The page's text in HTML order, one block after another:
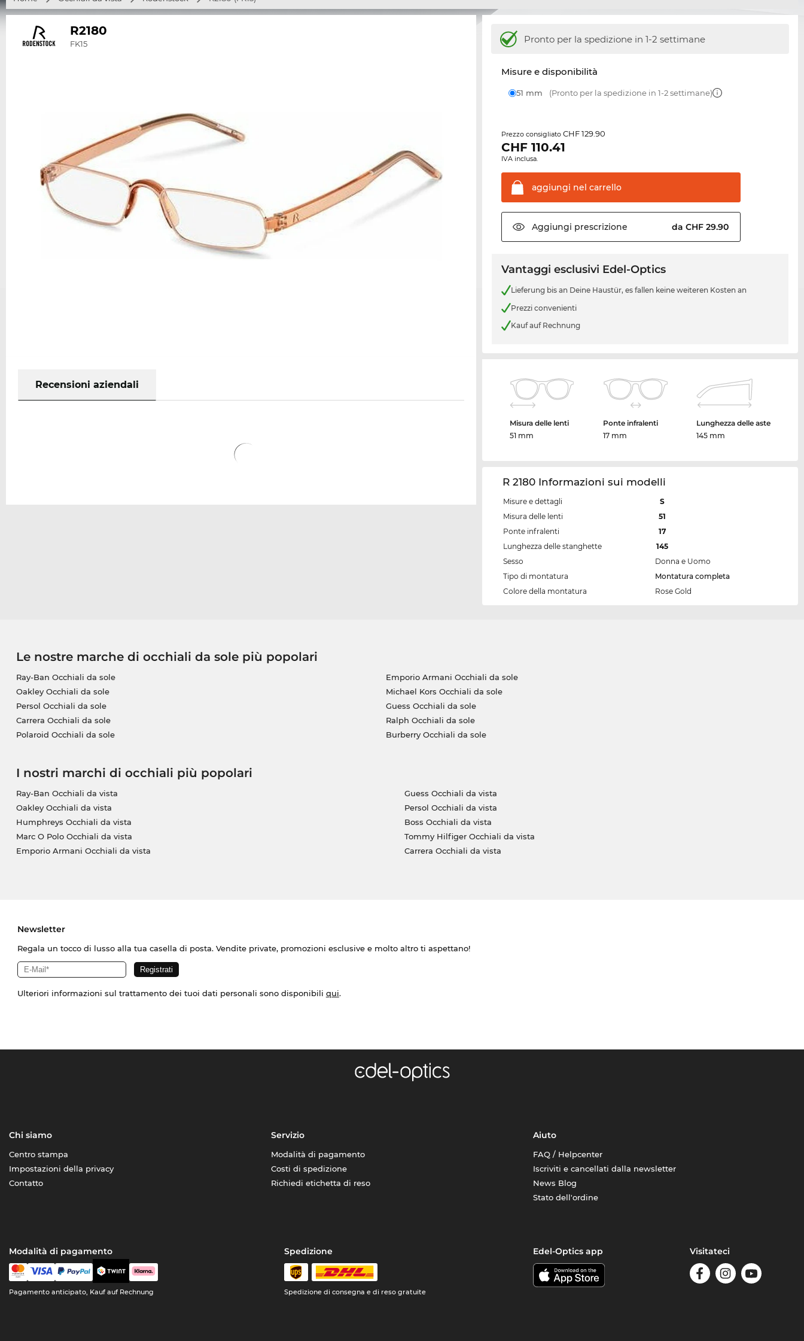
R2180
FK15
Recensioni aziendali
Pronto per la spedizione in 1-2 settimane
Misure e disponibilità
51 mm (Pronto per la spedizione in 1-2 settimane)
Prezzo consigliatoCHF 129.90
CHF110.41
IVA inclusa.
aggiungi nel carrello
Aggiungi prescrizione da CHF 29.90
Vantaggi esclusivi Edel-Optics
Lieferung bis an Deine Haustür, es fallen keine weiteren Kosten an
Prezzi convenienti
Kauf auf Rechnung
Misura delle lenti
51 mm
Ponte infralenti
17 mm
Lunghezza delle aste
145 mm
R 2180 Informazioni sui modelli
Misure e dettagli
S
Misura delle lenti
51
Ponte infralenti
17
Lunghezza delle stanghette
145
Sesso
Donna e Uomo
Tipo di montatura
Montatura completa
Colore della montatura
Rose Gold
Le nostre marche di occhiali da sole più popolari
Ray-Ban Occhiali da sole
Oakley Occhiali da sole
Persol Occhiali da sole
Carrera Occhiali da sole
Polaroid Occhiali da sole
Emporio Armani Occhiali da sole
Michael Kors Occhiali da sole
Guess Occhiali da sole
Ralph Occhiali da sole
Burberry Occhiali da sole
I nostri marchi di occhiali più popolari
Ray-Ban Occhiali da vista
Oakley Occhiali da vista
Humphreys Occhiali da vista
Marc O Polo Occhiali da vista
Emporio Armani Occhiali da vista
Guess Occhiali da vista
Persol Occhiali da vista
Boss Occhiali da vista
Tommy Hilfiger Occhiali da vista
Carrera Occhiali da vista
Newsletter
Regala un tocco di lusso alla tua casella di posta. Vendite private, promozioni esclusive e molto altro ti aspettano!
Ulteriori informazioni sul trattamento dei tuoi dati personali sono disponibili qui.
Chi siamo
Centro stampa
Impostazioni della privacy
Contatto
Servizio
Modalità di pagamento
Costi di spedizione
Richiedi etichetta di reso
Aiuto
FAQ / Helpcenter
Iscriviti e cancellati dalla newsletter
News Blog
Stato dell'ordine
Modalità di pagamento
Pagamento anticipato, Kauf auf Rechnung
Spedizione
Spedizione di consegna e di reso gratuite
Edel-Optics app Visitateci